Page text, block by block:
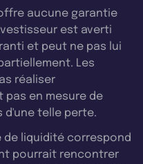
aucune garantie
est averti
et peut ne pas lui
Les
réaliser
pas en mesure de
d'une telle perte.
de liquidité correspond
pourrait rencontrer